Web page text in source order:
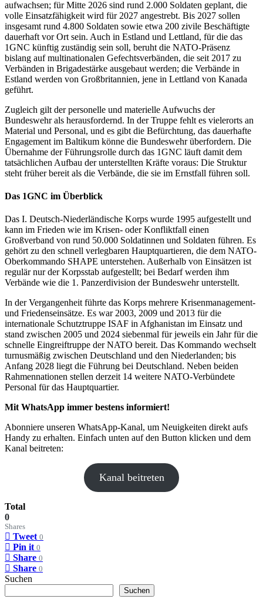
aufwachsen; für Mitte 2026 sind rund 2.000 Soldaten geplant, die
volle Einsatzfähigkeit wird für 2027 angestrebt. Bis 2027 sollen
insgesamt rund 4.800 Soldaten sowie etwa 200 zivile Beschäftigte
dauerhaft vor Ort sein. Auch in Estland und Lettland, für die das
1GNC künftig zuständig sein soll, beruht die NATO-Präsenz
bislang auf multinationalen Gefechtsverbänden, die seit 2017 zu
Verbänden in Brigadestärke ausgebaut werden; die Verbände in
Estland werden von Großbritannien, jene in Lettland von Kanada
geführt.
Zugleich gilt der personelle und materielle Aufwuchs der
Bundeswehr als herausfordernd. In der Truppe fehlt es vielerorts an
Material und Personal, und es gibt die Befürchtung, das dauerhafte
Engagement im Baltikum könne die Bundeswehr überfordern. Die
Übernahme der Führungsrolle durch das 1GNC läuft damit dem
tatsächlichen Aufbau der unterstellten Kräfte voraus: Die Struktur
steht früher bereit als die Verbände, die sie im Ernstfall führen soll.
Das 1GNC im Überblick
Das I. Deutsch-Niederländische Korps wurde 1995 aufgestellt und
kann im Frieden wie im Krisen- oder Konfliktfall einen
Großverband von rund 50.000 Soldatinnen und Soldaten führen. Es
gehört zu den schnell verlegbaren Hauptquartieren, die dem NATO-
Oberkommando SHAPE unterstehen. Außerhalb von Einsätzen ist
regulär nur der Korpsstab aufgestellt; bei Bedarf werden ihm
Verbände wie die 1. Panzerdivision der Bundeswehr unterstellt.
In der Vergangenheit führte das Korps mehrere Krisenmanagement-
und Friedenseinsätze. Es war 2003, 2009 und 2013 für die
internationale Schutztruppe ISAF in Afghanistan im Einsatz und
stand zwischen 2005 und 2024 siebenmal für jeweils ein Jahr für die
schnelle Eingreiftruppe der NATO bereit. Das Kommando wechselt
turnusmäßig zwischen Deutschland und den Niederlanden; bis
Anfang 2028 liegt die Führung bei Deutschland. Neben beiden
Rahmennationen stellen derzeit 14 weitere NATO-Verbündete
Personal für das Hauptquartier.
Mit WhatsApp immer bestens informiert!
Abonniere unseren WhatsApp-Kanal, um Neuigkeiten direkt aufs
Handy zu erhalten. Einfach unten auf den Button klicken und dem
Kanal beitreten:
Kanal beitreten
Total
0
Shares
Tweet 0
Pin it 0
Share 0
Share 0
Suchen
Suchen